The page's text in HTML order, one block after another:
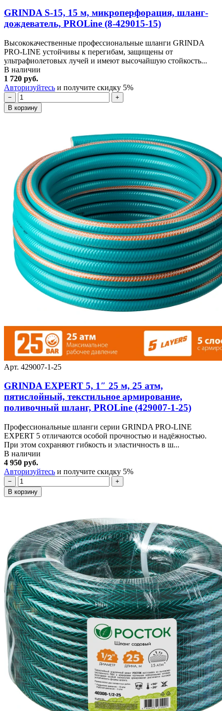
GRINDA S-15, 15 м, микроперфорация, шланг-
дождеватель, PROLine (8-429015-15)
Высококачественные профессиональные шланги GRINDA
PRO-LINE устойчивы к перегибам, защищены от
ультрафиолетовых лучей и имеют высочайшую стойкость...
В наличии
1 720 руб.
Авторизуйтесь и получите скидку 5%
−
+
В корзину
Арт. 429007-1-25
GRINDA EXPERT 5, 1″ 25 м, 25 атм,
пятислойный, текстильное армирование,
поливочный шланг, PROLine (429007-1-25)
Профессиональные шланги серии GRINDA PRO-LINE
EXPERT 5 отличаются особой прочностью и надёжностью.
При этом сохраняют гибкость и эластичность в ш...
В наличии
4 950 руб.
Авторизуйтесь и получите скидку 5%
−
+
В корзину